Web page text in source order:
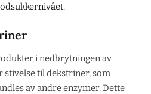
i nedbrytningen av
stivelse til dekstriner, som
av andre enzymer. Dette